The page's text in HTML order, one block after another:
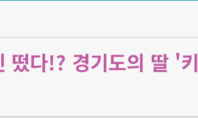
다!? 경기도의 딸 '키